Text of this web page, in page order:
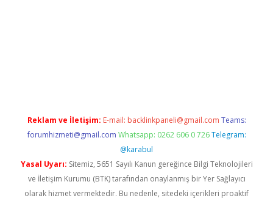
Reklam ve İletişim: E-mail: backlinkpaneli@gmail.com Teams:
forumhizmeti@gmail.com Whatsapp: 0262 606 0 726 Telegram:
@karabul
Yasal Uyarı: Sitemiz, 5651 Sayılı Kanun gereğince Bilgi Teknolojileri
ve İletişim Kurumu (BTK) tarafından onaylanmış bir Yer Sağlayıcı
olarak hizmet vermektedir. Bu nedenle, sitedeki içerikleri proaktif